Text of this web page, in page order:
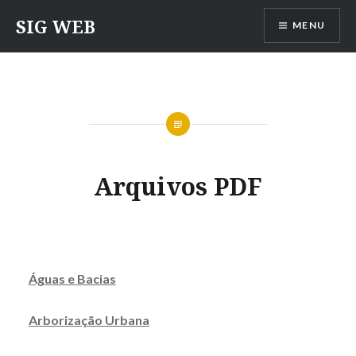
para
conteúdo
SIG WEB MENU
Arquivos PDF
Águas e Bacias
Arborização Urbana